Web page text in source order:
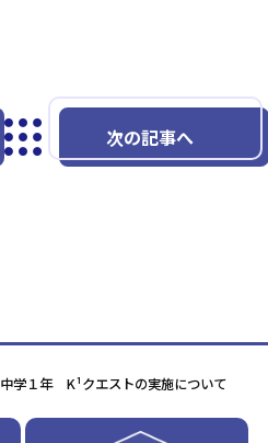
次の記事へ
中学１年 K¹クエストの実施について